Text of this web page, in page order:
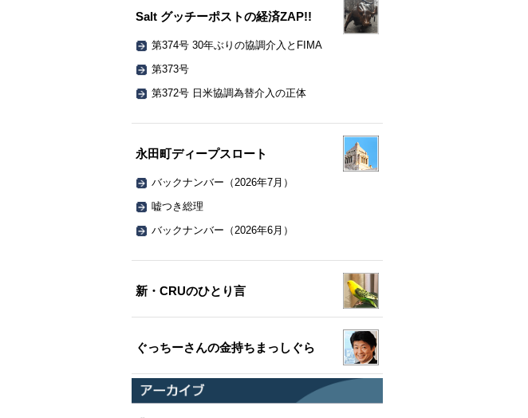
Salt グッチーポストの経済ZAP!!
第374号 30年ぶりの協調介入とFIMA
第373号
第372号 日米協調為替介入の正体
永田町ディープスロート
バックナンバー（2026年7月）
嘘つき総理
バックナンバー（2026年6月）
新・CRUのひとり言
ぐっちーさんの金持ちまっしぐら